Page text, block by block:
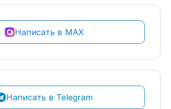
Написать в MAX
Написать в Telegram